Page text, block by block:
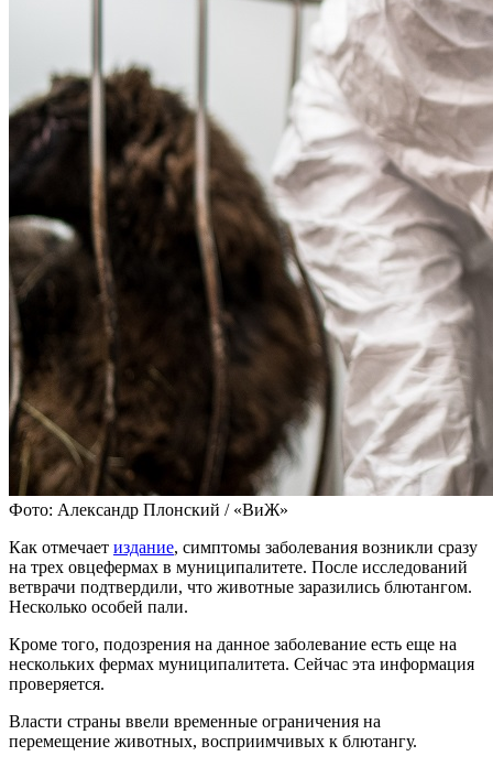
Фото: Александр Плонский / «ВиЖ»
Как отмечает издание, симптомы заболевания возникли сразу
на трех овцефермах в муниципалитете. После исследований
ветврачи подтвердили, что животные заразились блютангом.
Несколько особей пали.
Кроме того, подозрения на данное заболевание есть еще на
нескольких фермах муниципалитета. Сейчас эта информация
проверяется.
Власти страны ввели временные ограничения на
перемещение животных, восприимчивых к блютангу.